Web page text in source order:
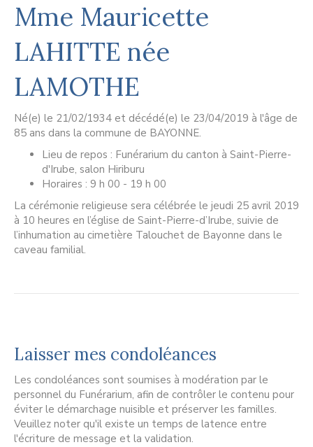
Mme Mauricette
LAHITTE née
LAMOTHE
Né(e) le 21/02/1934 et décédé(e) le 23/04/2019 à l'âge de
85 ans dans la commune de BAYONNE.
Lieu de repos : Funérarium du canton à Saint-Pierre-
d'Irube, salon Hiriburu
Horaires : 9 h 00 - 19 h 00
La cérémonie religieuse sera célébrée le jeudi 25 avril 2019
à 10 heures en l’église de Saint-Pierre-d’Irube, suivie de
l’inhumation au cimetière Talouchet de Bayonne dans le
caveau familial.
Laisser mes condoléances
Les condoléances sont soumises à modération par le
personnel du Funérarium, afin de contrôler le contenu pour
éviter le démarchage nuisible et préserver les familles.
Veuillez noter qu'il existe un temps de latence entre
l'écriture de message et la validation.